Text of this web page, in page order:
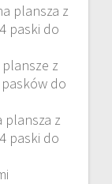
plansza z
paski do
z
do
plansza z
paski do